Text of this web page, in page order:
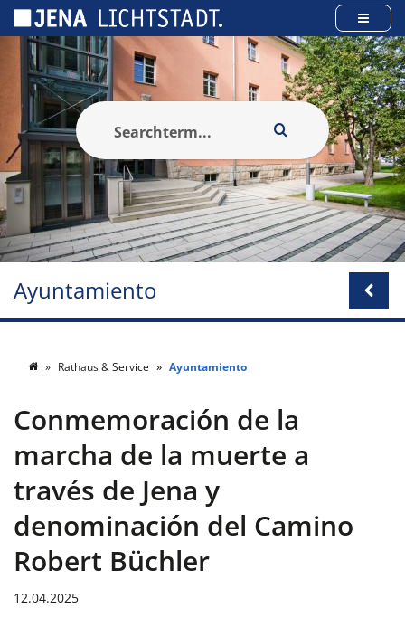
Ayuntamiento
Rathaus & Service Ayuntamiento
Conmemoración de la
marcha de la muerte a
través de Jena y
denominación del Camino
Robert Büchler
12.04.2025
Panel de gestión de cookies